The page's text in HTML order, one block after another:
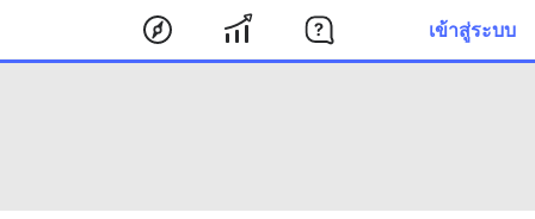
เข้าสู่ระบบ